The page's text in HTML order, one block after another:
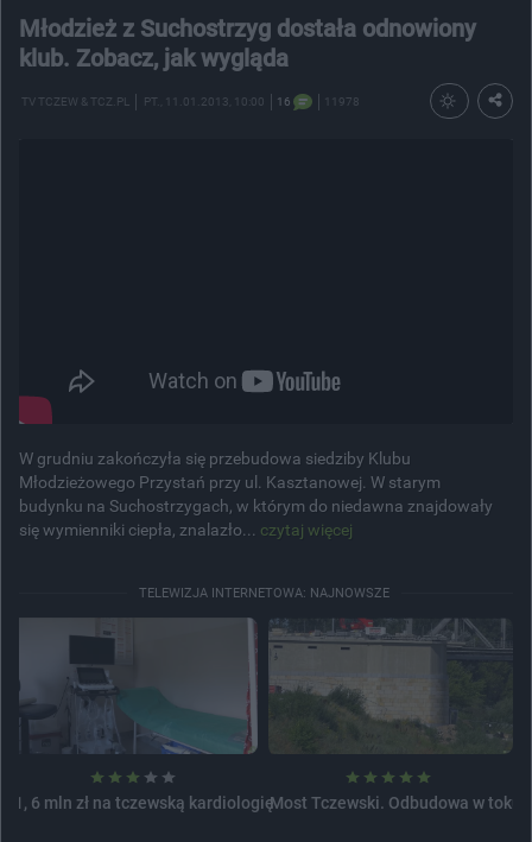
Młodzież z Suchostrzyg dostała odnowiony
klub. Zobacz, jak wygląda
TV TCZEW & TCZ.PL PT. , 11.01.2013, 10:00 16 11978
W grudniu zakończyła się przebudowa siedziby Klubu
Młodzieżowego Przystań przy ul. Kasztanowej. W starym
budynku na Suchostrzygach, w którym do niedawna znajdowały
się wymienniki ciepła, znalazło... czytaj więcej
TELEWIZJA INTERNETOWA: NAJNOWSZE
1, 6 mln zł na tczewską kardiologięMost Tczewski. Odbudowa w toku